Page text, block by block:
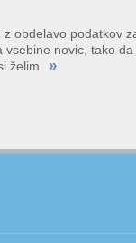
z obdelavo podatkov
vsebine novic, tako
želim
»